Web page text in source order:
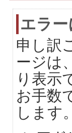
エラ
申し訳
ージは
り表示
お手数
します。